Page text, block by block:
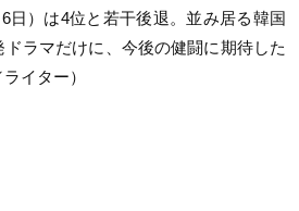
日）は4位と若干後退。並み居る韓国
ラマだけに、今後の健闘に期待した
イター）